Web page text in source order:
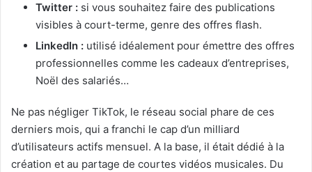
Twitter : si vous souhaitez faire des publications
visibles à court-terme, genre des offres flash.
LinkedIn : utilisé idéalement pour émettre des offres
professionnelles comme les cadeaux d’entreprises,
Noël des salariés…
Ne pas négliger TikTok, le réseau social phare de ces
derniers mois, qui a franchi le cap d’un milliard
d’utilisateurs actifs mensuel. A la base, il était dédié à la
création et au partage de courtes vidéos musicales. Du